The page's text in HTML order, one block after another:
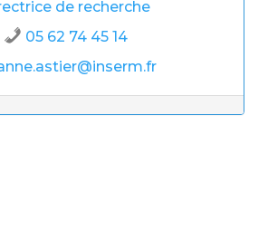
de recherche
05 62 74 45 14